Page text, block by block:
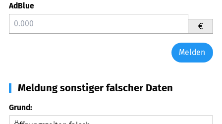
AdBlue
€
Melden
Meldung sonstiger falscher Daten
Grund: